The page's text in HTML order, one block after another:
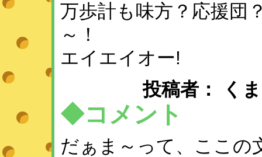
万歩計も味方？応援団
～！
エイエイオー!
投稿者： く
◆コメント
だぁま～って、ここの